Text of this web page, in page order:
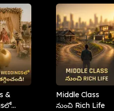
&
Middle Class
నుంచి Rich Life